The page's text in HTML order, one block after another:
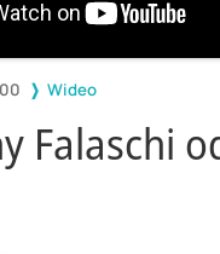
Wideo
Falaschi